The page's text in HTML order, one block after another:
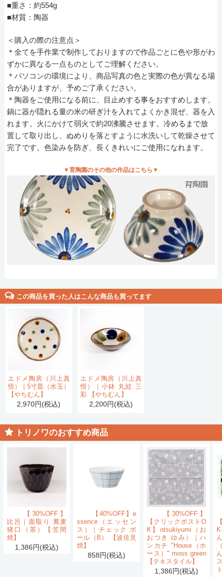
■重さ：約554g
■材質：陶器
＜購入の際の注意点＞
＊全てを手作業で制作しておりますので作品ごとに色や形がわ
ずかに異なる一点ものとしてご理解ください。
＊パソコンの環境により、商品写真の色と実際の色が異なる場
合がありますが、予めご了承ください。
＊陶器をご使用になる前に、目止めする事をおすすめします。
鍋に器が隠れる量の米の研ぎ汁を入れてよくかき混ぜ、器を入
れます。火にかけて弱火で約20沸騰させます。冷めるまで放
置して取り出し、ぬめりを落とすように水洗いして乾燥させて
完了です。色染みを防ぎ、長くきれいにご使用になれます。
▼育陶園のその他の作品はこちら▼
この商品を買った人はこんな商品も買ってます
エドメ陶房（川上真
悟）｜5寸皿（水玉）
【やちむん】
2,970円(税込)
エドメ陶房（川上真
悟）｜小鉢 丸紋 三
彩 【やちむん】
2,200円(税込)
トリノワのおすすめ商品
【30%OFF】
比呂｜面取り 蕎麦
猪口（茶）【笠間
焼】
1,386円(税込)
【40%OFF】e
ssence（エッセン
ス）｜チェック ボ
ール（B） 【波佐見
焼】
858円(税込)
【30%OFF】
【クリックポストO
K】otsukiyumi（お
おつき ゆみ）｜ハ
ンカチ "House（ホ
ース）" moss green
【テキスタイル】
1,386円(税込)